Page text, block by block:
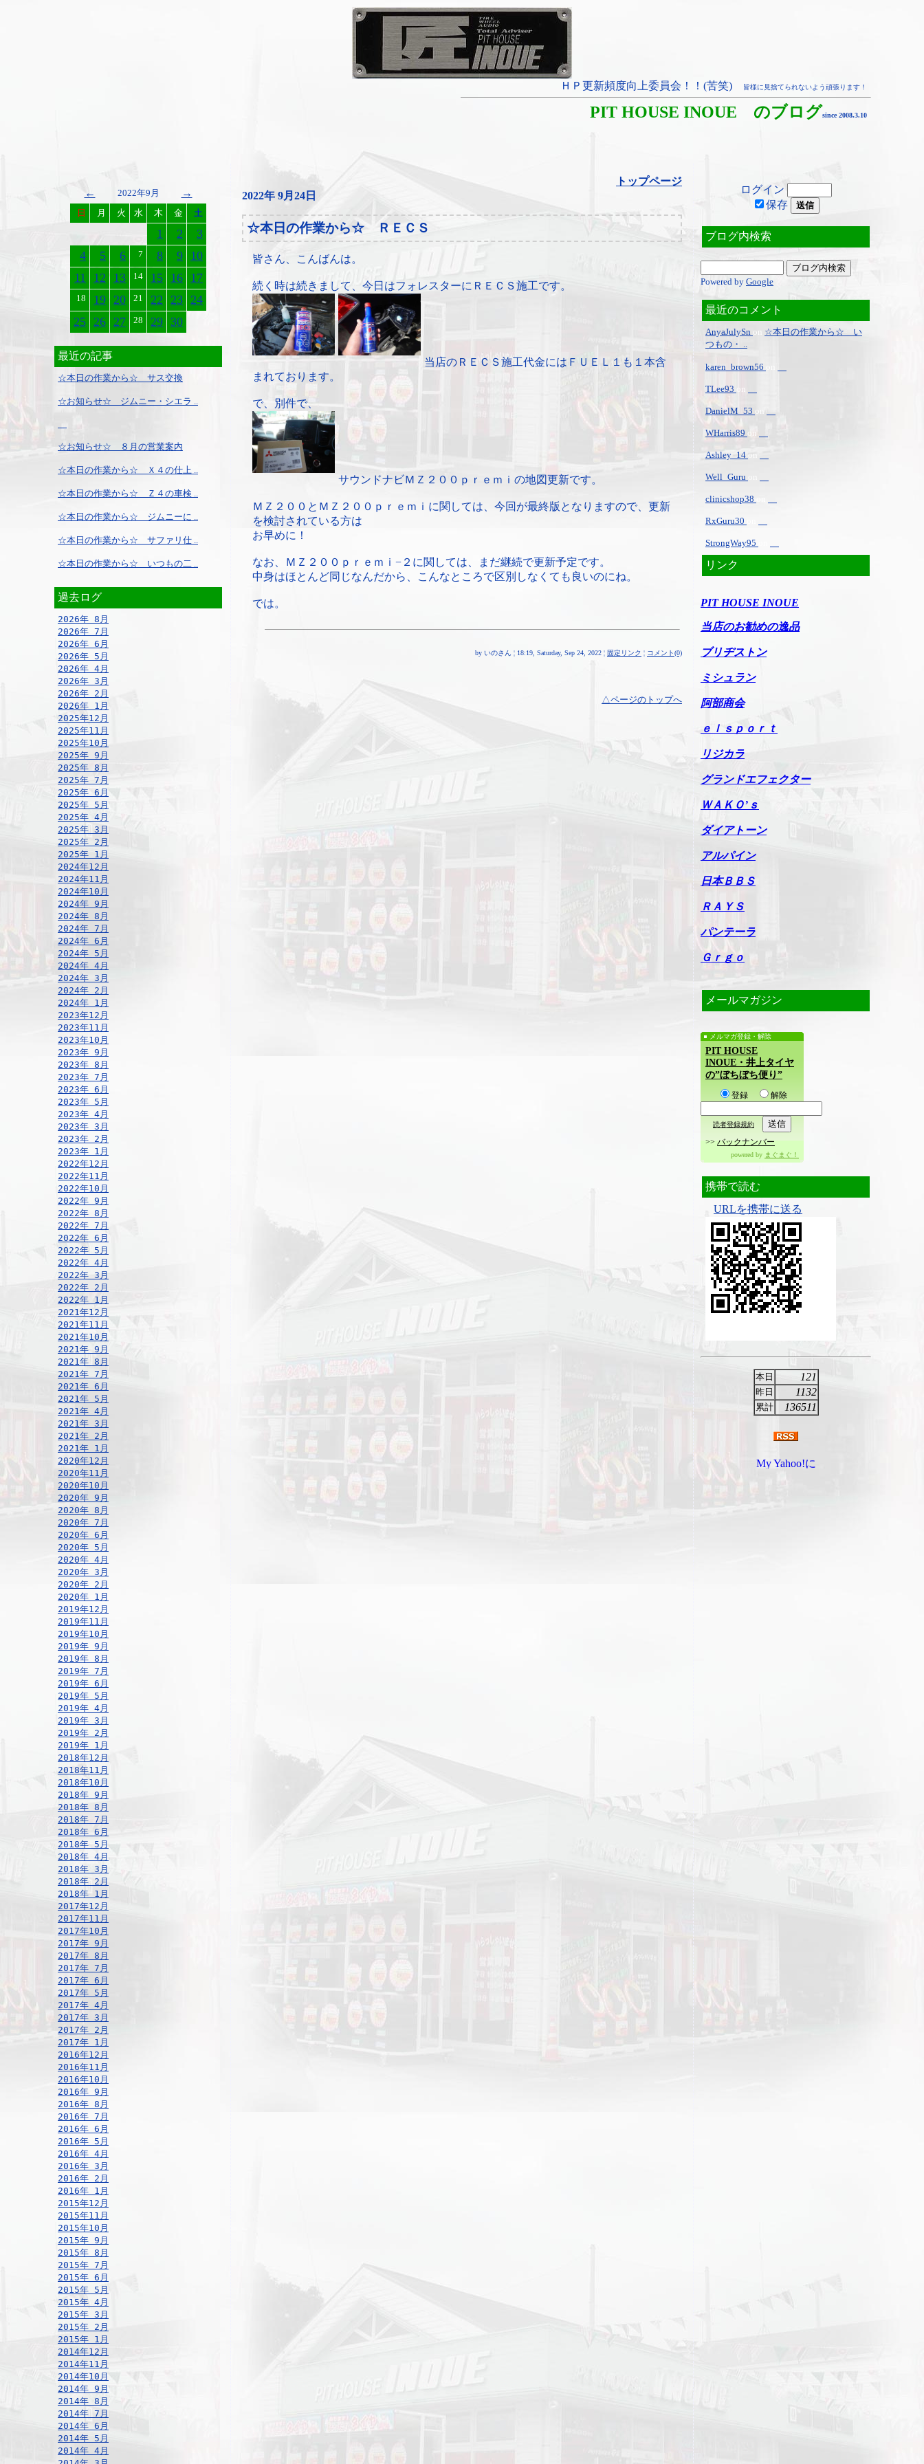
ＨＰ更新頻度向上委員会！！(苦笑) 皆様に見捨てられないよう頑張ります！
PIT HOUSE INOUE のブログsince 2008.3.10
← 2022年9月 →
日 月 火 水 木 金 土
1 2
3
4
5 6 7 8 9 10
11
12 13 14 15 16 17
18 19 20 21 22 23 24
25 26 27 28 29 30
最近の記事
☆本日の作業から☆ サス交換
☆お知らせ☆ ジムニー・シエラ ..
☆お知らせ☆ ８月の営業案内
☆本日の作業から☆ Ｘ４の仕上 ..
☆本日の作業から☆ Ｚ４の車検 ..
☆本日の作業から☆ ジムニーに ..
☆本日の作業から☆ サファリ仕 ..
☆本日の作業から☆ いつもの二 ..
過去ログ
2026年 8月
2026年 7月
2026年 6月
2026年 5月
2026年 4月
2026年 3月
2026年 2月
2026年 1月
2025年12月
2025年11月
2025年10月
2025年 9月
2025年 8月
2025年 7月
2025年 6月
2025年 5月
2025年 4月
2025年 3月
2025年 2月
2025年 1月
2024年12月
2024年11月
2024年10月
2024年 9月
2024年 8月
2024年 7月
2024年 6月
2024年 5月
2024年 4月
2024年 3月
2024年 2月
2024年 1月
2023年12月
2023年11月
2023年10月
2023年 9月
2023年 8月
2023年 7月
2023年 6月
2023年 5月
2023年 4月
2023年 3月
2023年 2月
2023年 1月
2022年12月
2022年11月
2022年10月
2022年 9月
2022年 8月
2022年 7月
2022年 6月
2022年 5月
2022年 4月
2022年 3月
2022年 2月
2022年 1月
2021年12月
2021年11月
2021年10月
2021年 9月
2021年 8月
2021年 7月
2021年 6月
2021年 5月
2021年 4月
2021年 3月
2021年 2月
2021年 1月
2020年12月
2020年11月
2020年10月
2020年 9月
2020年 8月
2020年 7月
2020年 6月
2020年 5月
2020年 4月
2020年 3月
2020年 2月
2020年 1月
2019年12月
2019年11月
2019年10月
2019年 9月
2019年 8月
2019年 7月
2019年 6月
2019年 5月
2019年 4月
2019年 3月
2019年 2月
2019年 1月
2018年12月
2018年11月
2018年10月
2018年 9月
2018年 8月
2018年 7月
2018年 6月
2018年 5月
2018年 4月
2018年 3月
2018年 2月
2018年 1月
2017年12月
2017年11月
2017年10月
2017年 9月
2017年 8月
2017年 7月
2017年 6月
2017年 5月
2017年 4月
2017年 3月
2017年 2月
2017年 1月
2016年12月
2016年11月
2016年10月
2016年 9月
2016年 8月
2016年 7月
2016年 6月
2016年 5月
2016年 4月
2016年 3月
2016年 2月
2016年 1月
2015年12月
2015年11月
2015年10月
2015年 9月
2015年 8月
2015年 7月
2015年 6月
2015年 5月
2015年 4月
2015年 3月
2015年 2月
2015年 1月
2014年12月
2014年11月
2014年10月
2014年 9月
2014年 8月
2014年 7月
2014年 6月
2014年 5月
2014年 4月
トップページ
2022年 9月24日
☆本日の作業から☆ ＲＥＣＳ
皆さん、こんばんは。
続く時は続きまして、今日はフォレスターにＲＥＣＳ施工です。
当店のＲＥＣＳ施工代金にはＦＵＥＬ１も１本含
まれております。
で、別件で、
サウンドナビＭＺ２００ｐｒｅｍｉの地図更新です。
ＭＺ２００とＭＺ２００ｐｒｅｍｉに関しては、今回が最終版となりますので、更新
を検討されている方は
お早めに！
なお、ＭＺ２００ｐｒｅｍｉ−２に関しては、まだ継続で更新予定です。
中身はほとんど同じなんだから、こんなところで区別しなくても良いのにね。
では。
by いのさん ¦ 18:19, Saturday, Sep 24, 2022 ¦ 固定リンク ¦ コメント(0)
△ページのトップへ
ログイン
保存
ブログ内検索
Powered by Google
最近のコメント
AnyaJulySn on ☆本日の作業から☆ い
つもの・ ..
karen_brown56
TLee93 on
DanielM_53 on
WHarris89 on
Ashley_14 on
Well_Guru
clinicshop38
RxGuru30
StrongWay95
リンク
PIT HOUSE INOUE
当店のお勧めの逸品
ブリヂストン
ミシュラン
阿部商会
ｅｌｓｐｏｒｔ
リジカラ
グランドエフェクター
ＷＡＫＯ’ｓ
ダイアトーン
アルパイン
日本ＢＢＳ
ＲＡＹＳ
パンテーラ
Ｇｒｇｏ
メールマガジン
メルマガ登録・解除
PIT HOUSE
INOUE・井上タイヤ
の”ぼちぼち便り”
登録 解除
読者登録規約
>> バックナンバー
powered by まぐまぐ！
携帯で読む
URLを携帯に送る
本日 121
昨日 1132
累計 136511